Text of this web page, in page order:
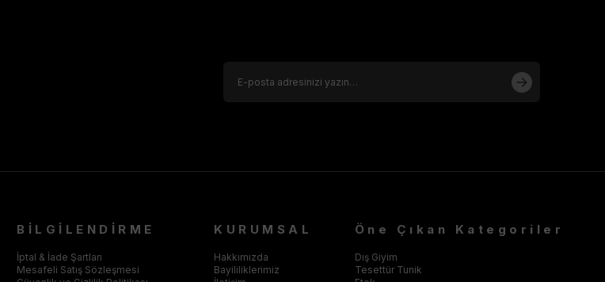
BİLGİLENDİRME
İptal & İade Şartları
Mesafeli Satış Sözleşmesi
KURUMSAL
Hakkımızda
Bayililiklerimiz
Öne Çıkan Kategoriler
Dış Giyim
Tesettür Tunik